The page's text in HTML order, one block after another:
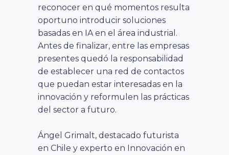
reconocer en qué momentos resulta
oportuno introducir soluciones
basadas en IA en el área industrial.
Antes de finalizar, entre las empresas
presentes quedó la responsabilidad
de establecer una red de contactos
que puedan estar interesadas en la
innovación y reformulen las prácticas
del sector a futuro.
Ángel Grimalt, destacado futurista
en Chile y experto en Innovación en